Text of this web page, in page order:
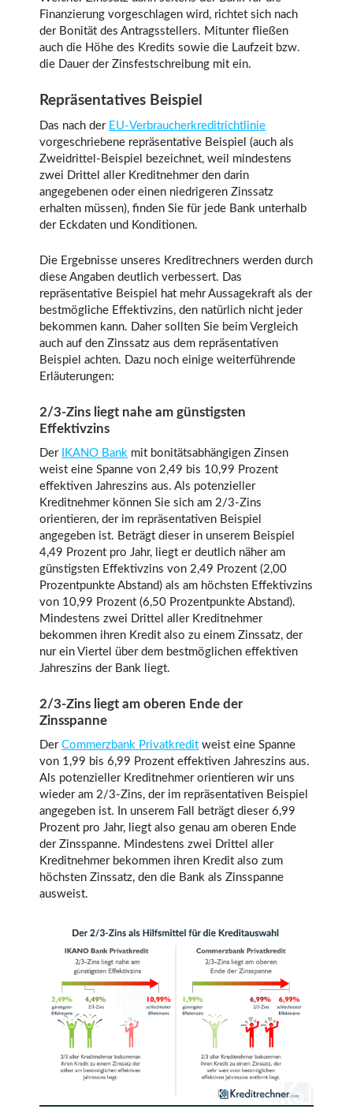
Finanzierung vorgeschlagen wird, richtet sich nach
der Bonität des Antragsstellers. Mitunter fließen
auch die Höhe des Kredits sowie die Laufzeit bzw.
die Dauer der Zinsfestschreibung mit ein.
Repräsentatives Beispiel
Das nach der EU-Verbraucherkreditrichtlinie
vorgeschriebene repräsentative Beispiel (auch als
Zweidrittel-Beispiel bezeichnet, weil mindestens
zwei Drittel aller Kreditnehmer den darin
angegebenen oder einen niedrigeren Zinssatz
erhalten müssen), finden Sie für jede Bank unterhalb
der Eckdaten und Konditionen.
Die Ergebnisse unseres Kreditrechners werden durch
diese Angaben deutlich verbessert. Das
repräsentative Beispiel hat mehr Aussagekraft als der
bestmögliche Effektivzins, den natürlich nicht jeder
bekommen kann. Daher sollten Sie beim Vergleich
auch auf den Zinssatz aus dem repräsentativen
Beispiel achten. Dazu noch einige weiterführende
Erläuterungen:
2/3-Zins liegt nahe am günstigsten
Effektivzins
Der IKANO Bank mit bonitätsabhängigen Zinsen
weist eine Spanne von 2,49 bis 10,99 Prozent
effektiven Jahreszins aus. Als potenzieller
Kreditnehmer können Sie sich am 2/3-Zins
orientieren, der im repräsentativen Beispiel
angegeben ist. Beträgt dieser in unserem Beispiel
4,49 Prozent pro Jahr, liegt er deutlich näher am
günstigsten Effektivzins von 2,49 Prozent (2,00
Prozentpunkte Abstand) als am höchsten Effektivzins
von 10,99 Prozent (6,50 Prozentpunkte Abstand).
Mindestens zwei Drittel aller Kreditnehmer
bekommen ihren Kredit also zu einem Zinssatz, der
nur ein Viertel über dem bestmöglichen effektiven
Jahreszins der Bank liegt.
2/3-Zins liegt am oberen Ende der
Zinsspanne
DerCommerzbank Privatkredit weist eine Spanne
von 1,99 bis 6,99 Prozent effektiven Jahreszins aus.
Als potenzieller Kreditnehmer orientieren wir uns
wieder am 2/3-Zins, der im repräsentativen Beispiel
angegeben ist. In unserem Fall beträgt dieser 6,99
Prozent pro Jahr, liegt also genau am oberen Ende
der Zinsspanne. Mindestens zwei Drittel aller
Kreditnehmer bekommen ihren Kredit also zum
höchsten Zinssatz, den die Bank als Zinsspanne
ausweist.